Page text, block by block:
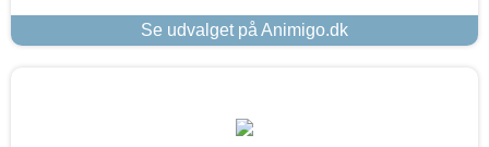
Se udvalget på Animigo.dk